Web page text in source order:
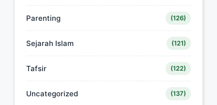
Parenting (126)
Sejarah Islam (121)
Tafsir (122)
Uncategorized (137)